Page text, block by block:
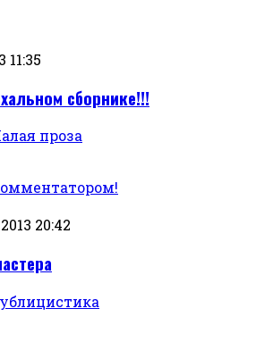
11:35
сборнике!!!
проза
20:42